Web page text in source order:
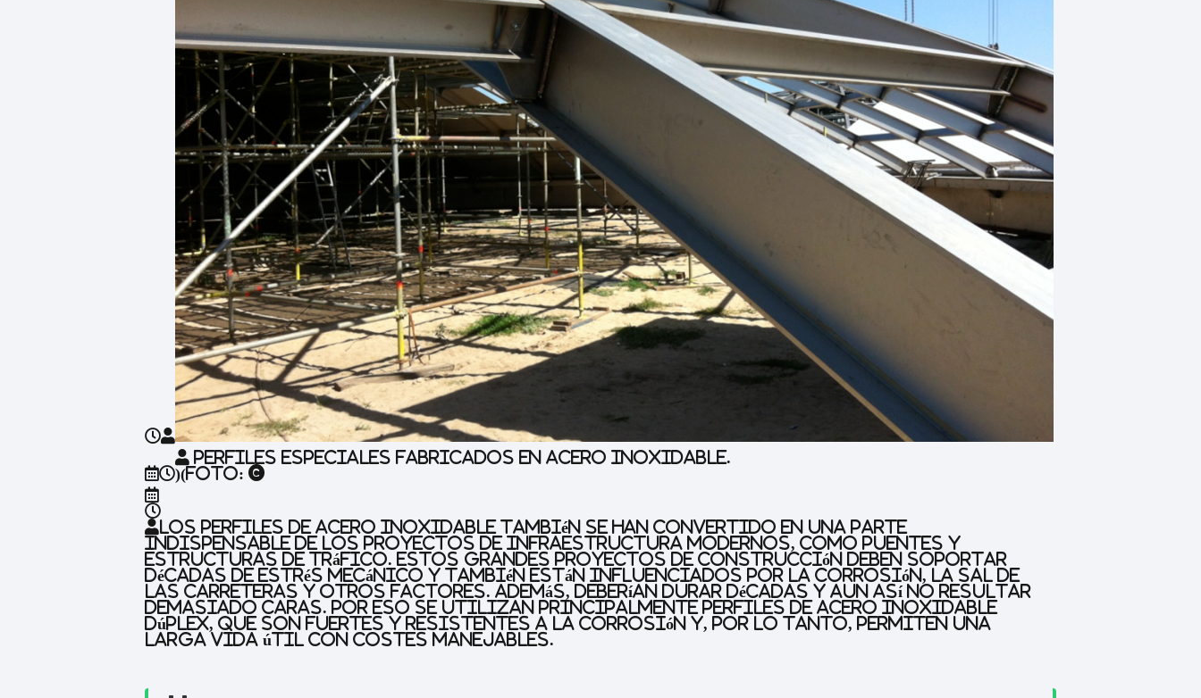
Perfiles especiales fabricados en acero inoxidable.
)(Foto: ©
Los perfiles de acero inoxidable también se han convertido en una parte
indispensable de los proyectos de infraestructura modernos, como puentes y
estructuras de tráfico. Estos grandes proyectos de construcción deben soportar
décadas de estrés mecánico y también están influenciados por la corrosión, la sal de
las carreteras y otros factores. Además, deberían durar décadas y aun así no resultar
demasiado caras. Por eso se utilizan principalmente perfiles de acero inoxidable
dúplex, que son fuertes y resistentes a la corrosión y, por lo tanto, permiten una
larga vida útil con costes manejables.